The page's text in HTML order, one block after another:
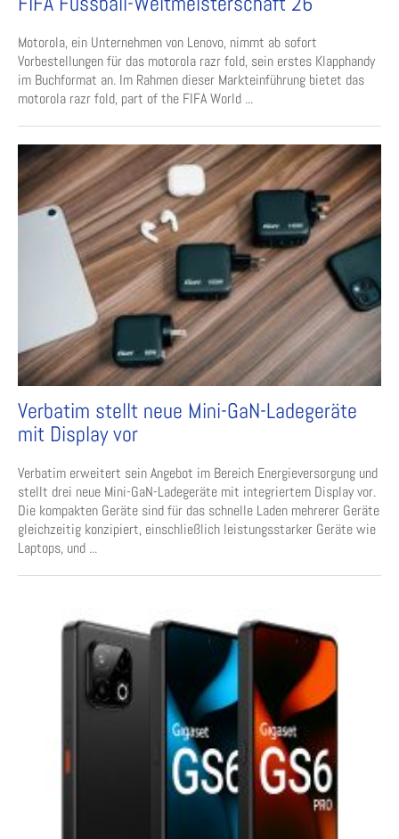
Motorola, ein Unternehmen von Lenovo, nimmt ab sofort
Vorbestellungen für das motorola razr fold, sein erstes Klapphandy
im Buchformat an. Im Rahmen dieser Markteinführung bietet das
motorola razr fold, part of the FIFA World ...
Verbatim stellt neue Mini-GaN-Ladegeräte
mit Display vor
Verbatim erweitert sein Angebot im Bereich Energieversorgung und
stellt drei neue Mini-GaN-Ladegeräte mit integriertem Display vor.
Die kompakten Geräte sind für das schnelle Laden mehrerer Geräte
gleichzeitig konzipiert, einschließlich leistungsstarker Geräte wie
Laptops, und ...